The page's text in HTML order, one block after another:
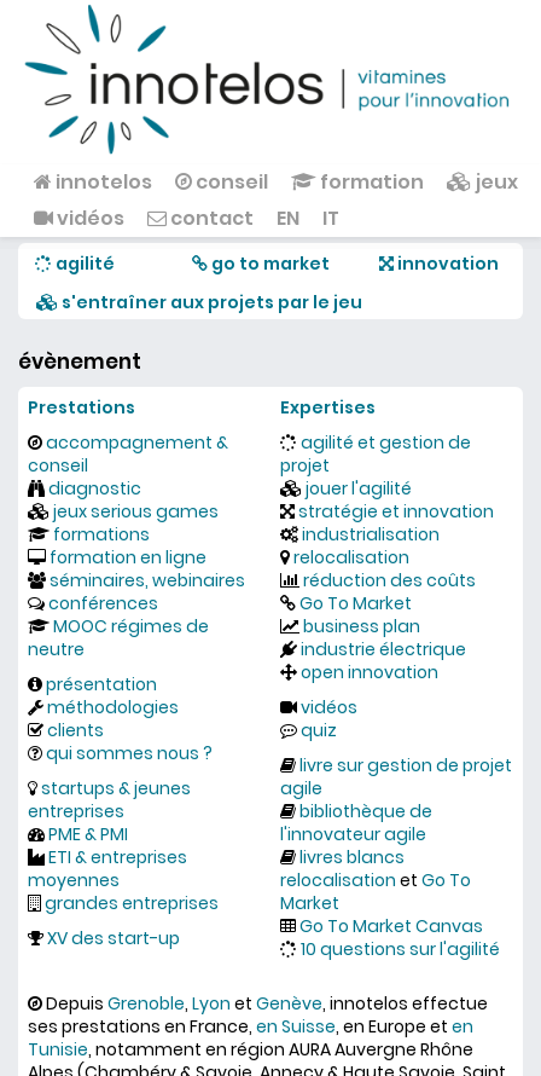
Aller au contenu principal
innotelos conseil formation
jeux
vidéos
contact EN IT
agilité go to market
innovation
s'entraîner aux projets par le jeu
évènement
Prestations
accompagnement &
conseil
diagnostic
jeux serious games
formations
formation en ligne
séminaires, webinaires
conférences
MOOC régimes de
neutre
présentation
méthodologies
clients
qui sommes nous ?
startups & jeunes
entreprises
PME & PMI
ETI & entreprises
moyennes
grandes entreprises
XV des start-up
Expertises
agilité et gestion de
projet
jouer l'agilité
stratégie et innovation
industrialisation
relocalisation
réduction des coûts
Go To Market
business plan
industrie électrique
open innovation
vidéos
quiz
livre sur gestion de projet
agile
bibliothèque de
l'innovateur agile
livres blancs
relocalisation et Go To
Market
Go To Market Canvas
10 questions sur l'agilité
Depuis Grenoble, Lyon et Genève, innotelos effectue
ses prestations en France, en Suisse, en Europe et en
Tunisie, notamment en région AURA Auvergne Rhône